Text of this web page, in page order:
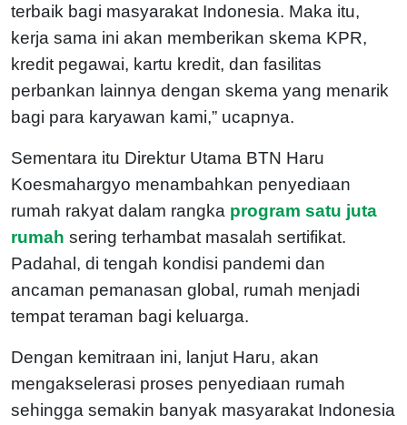
terbaik bagi masyarakat Indonesia. Maka itu,
kerja sama ini akan memberikan skema KPR,
kredit pegawai, kartu kredit, dan fasilitas
perbankan lainnya dengan skema yang menarik
bagi para karyawan kami,” ucapnya.
Sementara itu Direktur Utama BTN Haru
Koesmahargyo menambahkan penyediaan
rumah rakyat dalam rangka program satu juta
rumah sering terhambat masalah sertifikat.
Padahal, di tengah kondisi pandemi dan
ancaman pemanasan global, rumah menjadi
tempat teraman bagi keluarga.
Dengan kemitraan ini, lanjut Haru, akan
mengakselerasi proses penyediaan rumah
sehingga semakin banyak masyarakat Indonesia